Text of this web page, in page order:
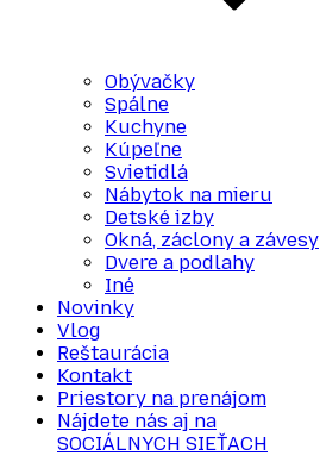
Obývačky
Spálne
Kuchyne
Kúpeľne
Svietidlá
Nábytok na mieru
Detské izby
Okná, záclony a závesy
Dvere a podlahy
Iné
Novinky
Vlog
Reštaurácia
Kontakt
Priestory na prenájom
Nájdete nás aj na
SOCIÁLNYCH SIEŤACH